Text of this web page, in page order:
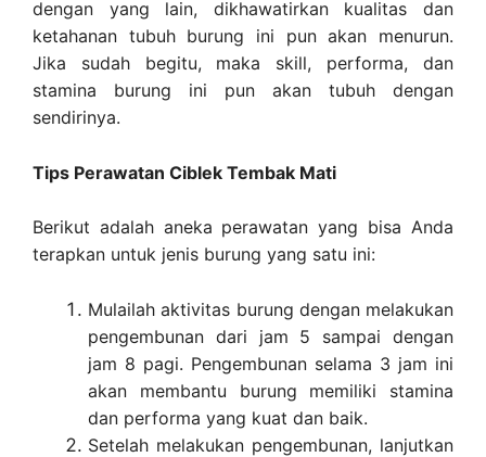
dengan yang lain, dikhawatirkan kualitas dan
ketahanan tubuh burung ini pun akan menurun.
Jika sudah begitu, maka skill, performa, dan
stamina burung ini pun akan tubuh dengan
sendirinya.
Tips Perawatan Ciblek Tembak Mati
Berikut adalah aneka perawatan yang bisa Anda
terapkan untuk jenis burung yang satu ini:
Mulailah aktivitas burung dengan melakukan
pengembunan dari jam 5 sampai dengan
jam 8 pagi. Pengembunan selama 3 jam ini
akan membantu burung memiliki stamina
dan performa yang kuat dan baik.
Setelah melakukan pengembunan, lanjutkan